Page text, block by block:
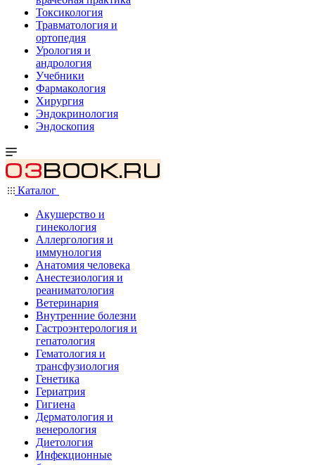
Токсикология
Травматология и
ортопедия
Урология и
андрология
Учебники
Фармакология
Хирургия
Эндокринология
Эндоскопия
Каталог
Акушерство и
гинекология
Аллергология и
иммунология
Анатомия человека
Анестезиология и
реаниматология
Ветеринария
Внутренние болезни
Гастроэнтерология и
гепатология
Гематология и
трансфузиология
Генетика
Гериатрия
Гигиена
Дерматология и
венерология
Диетология
Инфекционные